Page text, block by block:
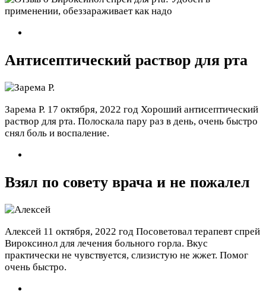
Антисептический раствор для рта
Зарема Р. 17 октября, 2022 год Хороший антисептический
раствор для рта. Полоскала пару раз в день, очень быстро
снял боль и воспаление.
Взял по совету врача и не пожалел
Алексей 11 октября, 2022 год Посоветовал терапевт спрей
Вироксинол для лечения больного горла. Вкус
практически не чувствуется, слизистую не жжет. Помог
очень быстро.